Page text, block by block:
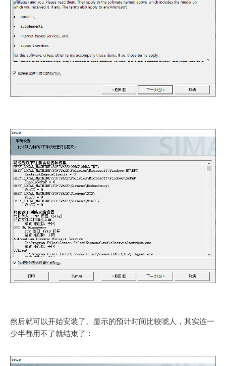
然后就可以开始安装了。显示的预计时间比较唬人，其实连一
少半都用不了就结束了：